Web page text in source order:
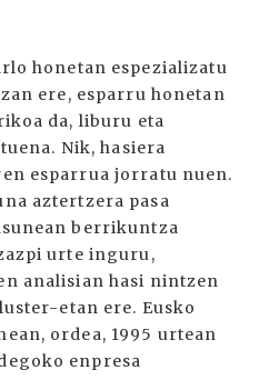
honetan espezializatu
ere, esparru honetan
da, liburu eta
Nik, hasiera
esparrua jorratu nuen.
aztertzera pasa
berrikuntza
urte inguru,
analisian hasi nintzen
etan ere. Eusko
ordea, 1995 urtean
enpresa